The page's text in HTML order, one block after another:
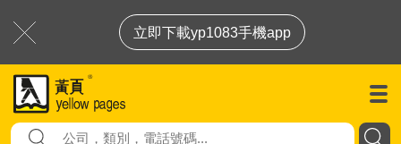
立即下載yp1083手機app